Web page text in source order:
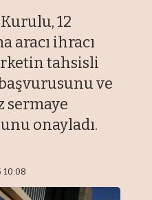
12
aracı ihracı
tahsisli
ve
sermaye
onayladı.
10:08